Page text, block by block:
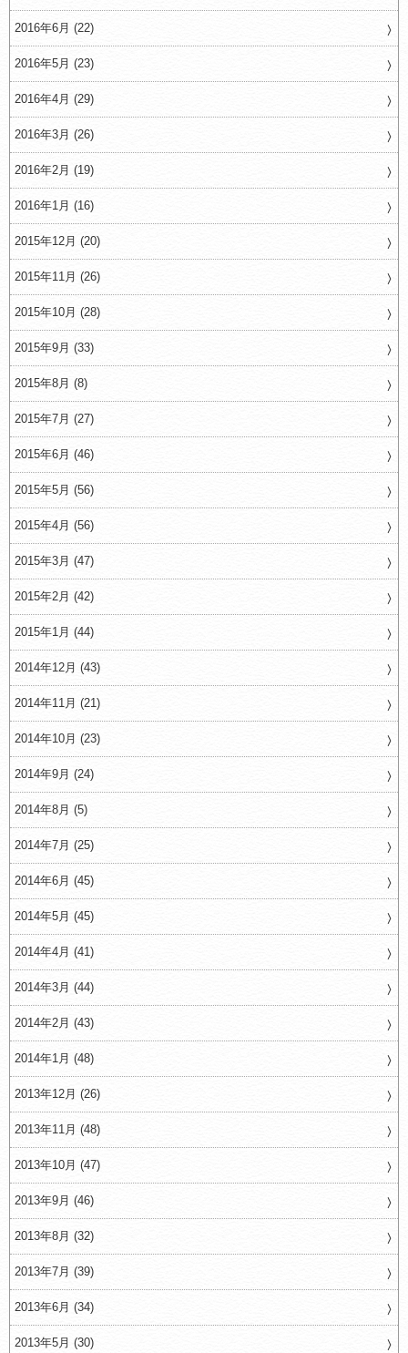
2016年6月 (22)
2016年5月 (23)
2016年4月 (29)
2016年3月 (26)
2016年2月 (19)
2016年1月 (16)
2015年12月 (20)
2015年11月 (26)
2015年10月 (28)
2015年9月 (33)
2015年8月 (8)
2015年7月 (27)
2015年6月 (46)
2015年5月 (56)
2015年4月 (56)
2015年3月 (47)
2015年2月 (42)
2015年1月 (44)
2014年12月 (43)
2014年11月 (21)
2014年10月 (23)
2014年9月 (24)
2014年8月 (5)
2014年7月 (25)
2014年6月 (45)
2014年5月 (45)
2014年4月 (41)
2014年3月 (44)
2014年2月 (43)
2014年1月 (48)
2013年12月 (26)
2013年11月 (48)
2013年10月 (47)
2013年9月 (46)
2013年8月 (32)
2013年7月 (39)
2013年6月 (34)
2013年5月 (30)